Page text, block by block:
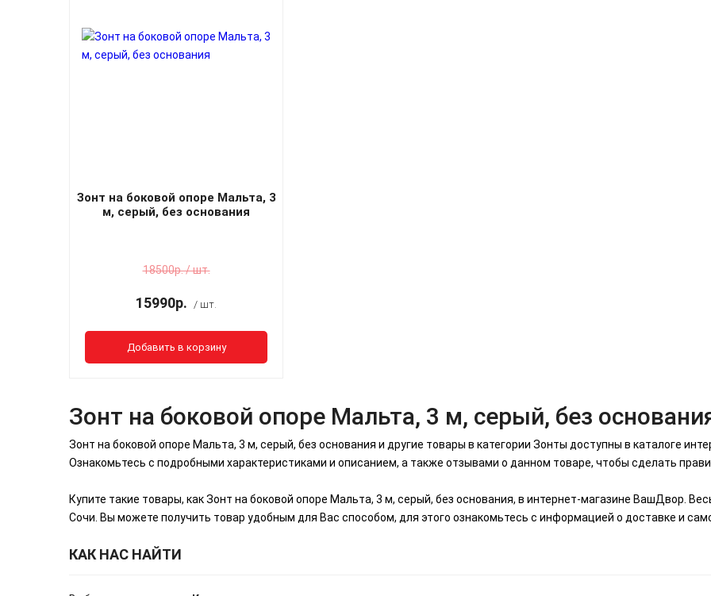
Зонт на боковой опоре Мальта, 3
м, серый, без основания
18500р. / шт.
15990р. / шт.
Добавить в корзину
Зонт на боковой опоре Мальта, 3 м, серый, без
Зонт на боковой опоре Мальта, 3 м, серый, без основания и другие товары в категории Зонты доступны в каталоге
Ознакомьтесь с подробными характеристиками и описанием, а также отзывами о данном товаре, чтобы сделать
Купите такие товары, как Зонт на боковой опоре Мальта, 3 м, серый, без основания, в интернет-магазине ВашДвор.
Сочи. Вы можете получить товар удобным для Вас способом, для этого ознакомьтесь с информацией о доставке и
КАК НАС НАЙТИ